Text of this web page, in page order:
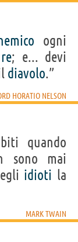
ogni
re; e... devi
diavolo.”
HORATIO NELSON
quando
sono mai
idioti la
MARK TWAIN